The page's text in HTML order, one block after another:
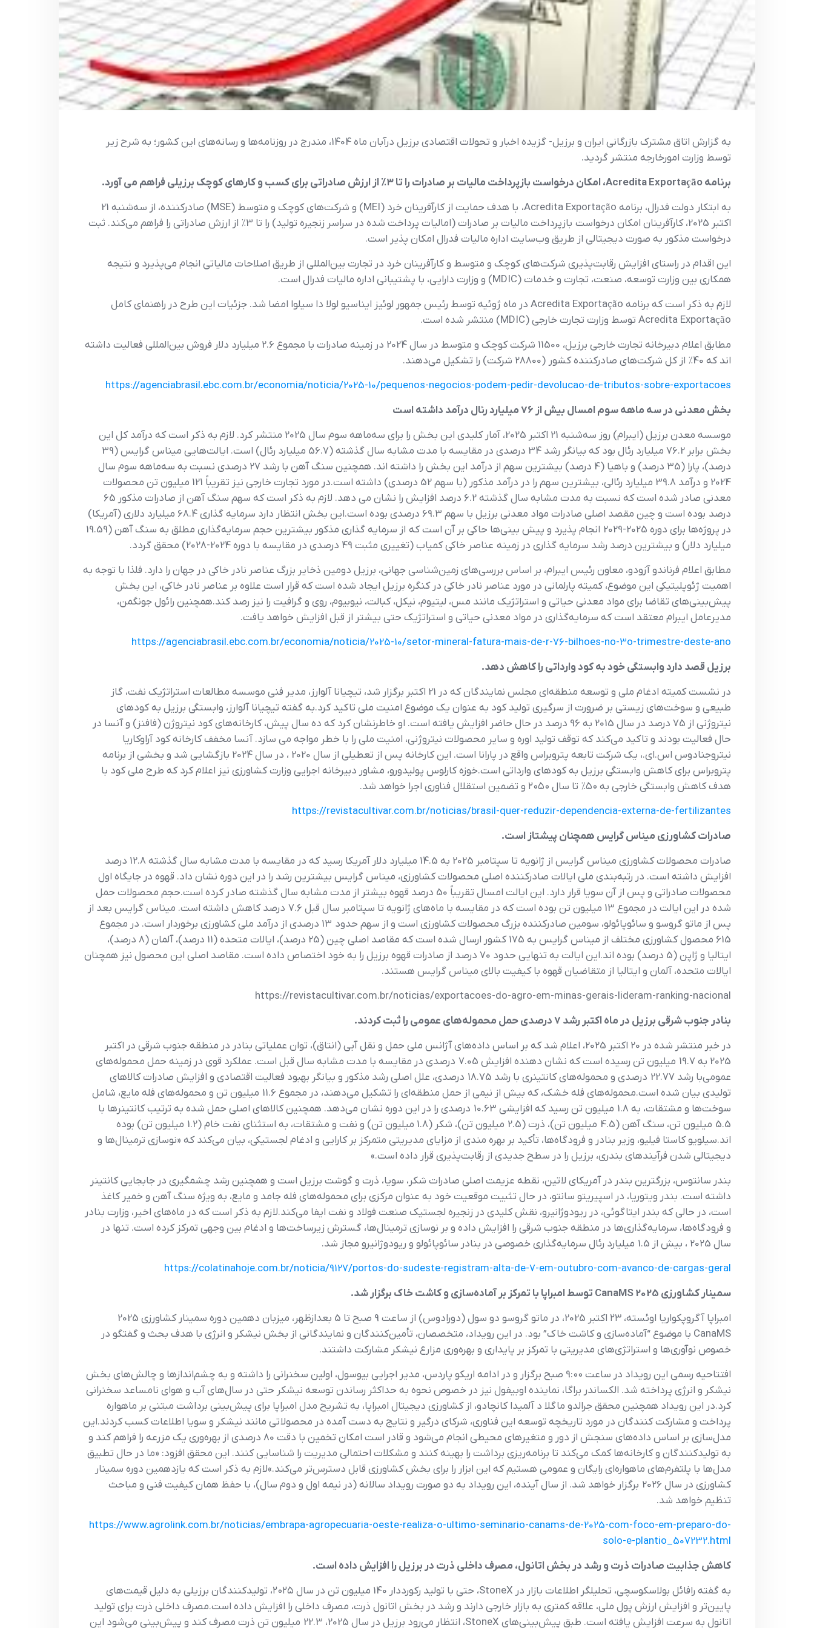
به گزارش اتاق مشترک بازرگانی ایران و برزیل- گزیده اخبار و تحولات اقتصادی برزیل درآبان ماه 1404، مندرج در روزنامه‌ها و رسانه‌های این کشور؛ به شرح زیر
توسط وزارت امورخارجه منتشر گردید.
برنامه Acredita Exportação، امکان درخواست بازپرداخت مالیات بر صادرات را تا ۳٪ از ارزش صادراتی برای کسب و کارهای کوچک برزیلی فراهم می آورد.
به ابتکار دولت فدرال، برنامه Acredita Exportação، با هدف حمایت از کارآفرینان خرد (MEI) و شرکت‌های کوچک و متوسط (MSE) صادرکننده، از سه‌شنبه 21
اکتبر 2025، کارآفرینان امکان درخواست بازپرداخت مالیات بر صادرات (امالیات پرداخت شده در سراسر زنجیره تولید) را تا 3٪ از ارزش صادراتی را فراهم می‌کند. ثبت
درخواست مذکور به صورت دیجیتالی از طریق وب‌سایت اداره مالیات فدرال امکان پذیر است.
این اقدام در راستای افزایش رقابت‌پذیری شرکت‌های کوچک‌ و متوسط و کارآفرینان خرد در تجارت بین‌المللی از طریق اصلاحات مالیاتی انجام می‌پذیرد و نتیجه
همکاری بین وزارت توسعه، صنعت، تجارت و خدمات (MDIC) و وزارت دارایی، با پشتیبانی اداره مالیات فدرال است.
لازم به ذکر است که برنامه Acredita Exportação در ماه ژوئیه توسط رئیس جمهور لوئیز ایناسیو لولا دا سیلوا امضا شد. جزئیات این طرح در راهنمای کامل
Acredita Exportação توسط وزارت تجارت خارجی (MDIC) منتشر شده است.
مطابق اعلام دبیرخانه تجارت خارجی برزیل، 11500 شرکت کوچک و متوسط در سال 2024 در زمینه صادرات با مجموع 2.6 میلیارد دلار فروش بین‌المللی فعالیت داشته
اند که 40٪ از کل شرکت‌های صادرکننده کشور (28800 شرکت) را تشکیل می‌دهند.
https://agenciabrasil.ebc.com.br/economia/noticia/2025-10/pequenos-negocios-podem-pedir-devolucao-de-tributos-sobre-exportacoes
بخش معدنی در سه ماهه سوم امسال بیش از 76 میلیارد رئال درآمد داشته است
موسسه معدن برزیل (ایبرام) روز سه‌شنبه 21 اکتبر 2025، آمار کلیدی این بخش را برای سه‌ماهه سوم سال 2025 منتشر کرد. لازم به ذکر است که درآمد کل این
بخش برابر 76.2 میلیارد رئال بود که بیانگر رشد 34 درصدی در مقایسه با مدت مشابه سال گذشته (56.7 میلیارد رئال) است. ایالت‌هایی میناس گرایس (39
درصد)، پارا (35 درصد) و باهیا (4 درصد) بیشترین سهم از درآمد این بخش را داشته اند. همچنین سنگ آهن با رشد 27 درصدی نسبت به سه‌ماهه سوم سال
2024 و درآمد 39.8 میلیارد رئالی، بیشترین سهم را در درآمد مذکور (با سهم 52 درصدی) داشته است.در مورد تجارت خارجی نیز تقریباً 121 میلیون تن محصولات
معدنی صادر شده است که نسبت به مدت مشابه سال گذشته 6.2 درصد افزایش را نشان می دهد. لازم به ذکر است که سهم سنگ آهن از صادرات مذکور 65
درصد بوده است و چین مقصد اصلی صادرات مواد معدنی برزیل با سهم 69.3 درصدی بوده است.این بخش انتظار دارد سرمایه گذاری 68.4 میلیارد دلاری (آمریکا)
در پروژه‌ها برای دوره 2025-2029 انجام پذیرد و پیش بینی‌ها حاکی بر آن است که از سرمایه گذاری مذکور بیشترین حجم سرمایه‌گذاری مطلق به سنگ آهن (19.59
میلیارد دلار) و بیشترین درصد رشد سرمایه گذاری در زمینه عناصر خاکی کمیاب (تغییری مثبت 49 درصدی در مقایسه با دوره 2024-2028) محقق گردد.
مطابق اعلام فرناندو آزودو، معاون رئیس ایبرام، بر اساس بررسی‌های زمین‌شناسی جهانی، برزیل دومین ذخایر بزرگ عناصر نادر خاکی در جهان را دارد. فلذا با توجه به
اهمیت ژئوپلیتیکی این موضوع، کمیته پارلمانی در مورد عناصر نادر خاکی در کنگره برزیل ایجاد شده است که قرار است علاوه بر عناصر نادر خاکی، این بخش
پیش‌بینی‌های تقاضا برای مواد معدنی حیاتی و استراتژیک مانند مس، لیتیوم، نیکل، کبالت، نیوبیوم، روی و گرافیت را نیز رصد کند.همچنین رائول جونگمن،
مدیرعامل ایبرام معتقد است که سرمایه‌گذاری در مواد معدنی حیاتی و استراتژیک حتی بیشتر از قبل افزایش خواهد یافت.
https://agenciabrasil.ebc.com.br/economia/noticia/2025-10/setor-mineral-fatura-mais-de-r-76-bilhoes-no-3o-trimestre-deste-ano
برزیل قصد دارد وابستگی خود به کود وارداتی را کاهش دهد.
در نشست کمیته ادغام ملی و توسعه منطقه‌ای مجلس نمایندگان که در 21 اکتبر برگزار شد، تیچیانا آلوارز، مدیر فنی موسسه مطالعات استراتژیک نفت، گاز
طبیعی و سوخت‌های زیستی بر ضرورت از سرگیری تولید کود به عنوان یک موضوع امنیت ملی تاکید کرد.به گفته تیچیانا آلوارز، وابستگی برزیل به کودهای
نیتروژنی از 75 درصد در سال 2015 به 96 درصد در حال حاضر افزایش یافته است. او خاطرنشان کرد که ده سال پیش، کارخانه‌های کود نیتروژن (فافنز) و آنسا در
حال فعالیت بودند و تاکید می‌کند که توقف تولید اوره و سایر محصولات نیتروژنی، امنیت ملی را با خطر مواجه می سازد. آنسا مخفف کارخانه کود آراوکاریا
نیتروجنادوس اس.ای.، یک شرکت تابعه پتروبراس واقع در پارانا است. این کارخانه پس از تعطیلی از سال 2020 ، در سال 2024 بازگشایی شد و بخشی از برنامه
پتروبراس برای کاهش وابستگی برزیل به کودهای وارداتی است.خوزه کارلوس پولیدورو، مشاور دبیرخانه اجرایی وزارت کشاورزی نیز اعلام کرد که طرح ملی کود با
هدف کاهش وابستگی خارجی به ۵۰٪ تا سال ۲۰۵۰ و تضمین استقلال فناوری اجرا خواهد شد.
https://revistacultivar.com.br/noticias/brasil-quer-reduzir-dependencia-externa-de-fertilizantes
صادرات کشاورزی میناس گرایس همچنان پیشتاز است.
صادرات محصولات کشاورزی میناس گرایس از ژانویه تا سپتامبر 2025 به 14.5 میلیارد دلار آمریکا رسید که در مقایسه با مدت مشابه سال گذشته 12.8 درصد
افزایش داشته است. در رتبه‌بندی ملی ایالات صادرکننده اصلی محصولات کشاورزی، میناس گرایس بیشترین رشد را در این دوره نشان داد. قهوه در جایگاه اول
محصولات صادراتی و پس از آن سویا قرار دارد. این ایالت امسال تقریباً 50 درصد قهوه بیشتر از مدت مشابه سال گذشته صادر کرده است.حجم محصولات حمل
شده در این ایالت در مجموع 13 میلیون تن بوده است که در مقایسه با ماه‌های ژانویه تا سپتامبر سال قبل 7.6 درصد کاهش داشته است. میناس گرایس بعد از
پس از ماتو گروسو و سائوپائولو، سومین صادرکننده بزرگ محصولات کشاورزی است و از سهم حدود 13 درصدی از درآمد ملی کشاورزی برخوردار است. در مجموع
615 محصول کشاورزی مختلف از میناس گرایس به 175 کشور ارسال شده است که مقاصد اصلی چین (25 درصد)، ایالات متحده (11 درصد)، آلمان (8 درصد)،
ایتالیا و ژاپن (5 درصد) بوده اند.این ایالت به تنهایی حدود 70 درصد از صادرات قهوه برزیل را به خود اختصاص داده است. مقاصد اصلی این محصول نیز همچنان
ایالات متحده، آلمان و ایتالیا از متقاضیان قهوه با کیفیت بالای میناس گرایس هستند.
https://revistacultivar.com.br/noticias/exportacoes-do-agro-em-minas-gerais-lideram-ranking-nacional
بنادر جنوب شرقی برزیل در ماه اکتبر رشد 7 درصدی حمل محموله‌های عمومی را ثبت کردند.
در خبر منتشر شده در 20 اکتبر 2025، اعلام شد که بر اساس داده‌های آژانس ملی حمل و نقل آبی (انتاق)، توان عملیاتی بنادر در منطقه جنوب شرقی در اکتبر
2025 به 19.7 میلیون تن رسیده است که نشان دهنده افزایش 7.05 درصدی در مقایسه با مدت مشابه سال قبل است. عملکرد قوی در زمینه حمل محموله‌های
عمومی‌با رشد 22.77 درصدی و محموله‌های کانتینری با رشد 18.75 درصدی، علل اصلی رشد مذکور و بیانگر بهبود فعالیت اقتصادی و افزایش صادرات کالاهای
تولیدی بیان شده است.محموله‌های فله خشک، که بیش از نیمی از حمل منطقه‌ای را تشکیل می‌دهند، در مجموع 11.6 میلیون تن و محموله‌های فله مایع، شامل
سوخت‌ها و مشتقات، به 1.8 میلیون تن رسید که افزایشی 10.63 درصدی را در این دوره نشان می‌دهد. همچنین کالاهای اصلی حمل شده به ترتیب کانتینرها با
5.5 میلیون تن، سنگ آهن (4.5 میلیون تن)، ذرت (2.5 میلیون تن)، شکر (1.8 میلیون تن) و نفت و مشتقات، به استثنای نفت خام (1.2 میلیون تن) بوده
اند.سیلویو کاستا فیلیو، وزیر بنادر و فرودگاه‌ها، تأکید بر بهره مندی از مزایای مدیریتی متمرکز بر کارایی و ادغام لجستیکی، بیان می‌کند که «نوسازی ترمینال‌ها و
دیجیتالی شدن فرآیندهای بندری، برزیل را در سطح جدیدی از رقابت‌پذیری قرار داده است.»
بندر سانتوس، بزرگترین بندر در آمریکای لاتین، نقطه عزیمت اصلی صادرات شکر، سویا، ذرت و گوشت برزیل است و همچنین رشد چشمگیری در جابجایی کانتینر
داشته است. بندر ویتوریا، در اسپیریتو سانتو، در حال تثبیت موقعیت خود به عنوان مرکزی برای محموله‌های فله جامد و مایع، به ویژه سنگ آهن و خمیر کاغذ
است، در حالی که بندر ایتاگوئی، در ریودوژانیرو، نقش کلیدی در زنجیره لجستیک صنعت فولاد و نفت ایفا می‌کند.لازم به ذکر است که در ماه‌های اخیر، وزارت بنادر
و فرودگاه‌ها، سرمایه‌گذاری‌ها در منطقه جنوب شرقی را افزایش داده و بر نوسازی ترمینال‌ها، گسترش زیرساخت‌ها و ادغام بین وجهی تمرکز کرده است. تنها در
سال 2025 ، بیش از 1.5 میلیارد رئال سرمایه‌گذاری خصوصی در بنادر سائوپائولو و ریودوژانیرو مجاز شد.
https://colatinahoje.com.br/noticia/9127/portos-do-sudeste-registram-alta-de-7-em-outubro-com-avanco-de-cargas-geral
سمینار کشاورزی 2025 CanaMS توسط امبراپا با تمرکز بر آماده‌سازی و کاشت خاک برگزار شد.
امبراپا آگروپکواریا اوئسته، ۲۳ اکتبر 2025، در ماتو گروسو دو سول (دورادوس) از ساعت 9 صبح تا 5 بعدازظهر، میزبان دهمین دوره سمینار کشاورزی 2025
CanaMS با موضوع “آماده‌سازی و کاشت خاک” بود. در این رویداد، متخصصان، تأمین‌کنندگان و نمایندگانی از بخش نیشکر و انرژی با هدف بحث و گفتگو در
خصوص نوآوری‌ها و استراتژی‌های مدیریتی با تمرکز بر پایداری و بهره‌وری مزارع نیشکر مشارکت داشتند.
افتتاحیه رسمی این رویداد در ساعت 9:۰۰ صبح برگزار و در ادامه اریکو پاردس، مدیر اجرایی بیوسول، اولین سخنرانی را داشته و به چشم‌اندازها و چالش‌های بخش
نیشکر و انرژی پرداخته شد. الکساندر براگا، نماینده اوبیفول نیز در خصوص نحوه به حداکثر رساندن توسعه نیشکر حتی در سال‌های آب و هوای نامساعد سخنرانی
کرد.در این رویداد همچنین محقق جرالدو ماگلا د آلمیدا کانچادو، از کشاورزی دیجیتال امبراپا، به تشریح مدل امبراپا برای پیش‌بینی برداشت مبتنی بر ماهواره
پرداخت و مشارکت کنندگان در مورد تاریخچه توسعه این فناوری، شرکای درگیر و نتایج به دست آمده در محصولاتی مانند نیشکر و سویا اطلاعات کسب کردند.این
مدل‌سازی بر اساس داده‌های سنجش از دور و متغیرهای محیطی انجام می‌شود و قادر است امکان تخمین با دقت 80 درصدی از بهره‌وری یک مزرعه را فراهم کند و
به تولیدکنندگان و کارخانه‌ها کمک می‌کند تا برنامه‌ریزی برداشت را بهینه کنند و مشکلات احتمالی مدیریت را شناسایی کنند. این محقق افزود: «ما در حال تطبیق
مدل‌ها با پلتفرم‌های ماهواره‌ای رایگان و عمومی هستیم که این ابزار را برای بخش کشاورزی قابل دسترس‌تر می‌کند.»لازم به ذکر است که یازدهمین دوره سمینار
کشاورزی در سال 2026 برگزار خواهد شد. از سال آینده، این رویداد به دو صورت رویداد سالانه (در نیمه اول و دوم سال)، با حفظ همان کیفیت فنی و مباحث
تنظیم خواهد شد.
https://www.agrolink.com.br/noticias/embrapa-agropecuaria-oeste-realiza-o-ultimo-seminario-canams-de-2025-com-foco-em-preparo-do-
solo-e-plantio_507232.html
کاهش جذابیت صادرات ذرت و رشد در بخش اتانول، مصرف داخلی ذرت در برزیل را افزایش داده است.
به گفته رافائل بولاسکوسچی، تحلیلگر اطلاعات بازار در StoneX، حتی با تولید رکورددار 140 میلیون تن در سال ۲۰۲۵، تولیدکنندگان برزیلی به دلیل قیمت‌های
پایین‌تر و افزایش ارزش پول ملی، علاقه کمتری به بازار خارجی دارند و رشد در بخش اتانول ذرت، مصرف داخلی را افزایش داده است.مصرف داخلی ذرت برای تولید
اتانول به سرعت افزایش یافته است. طبق پیش‌بینی‌های StoneX، انتظار می‌رود برزیل در سال 2025، 22.3 میلیون تن ذرت مصرف کند و پیش‌بینی می‌شود این